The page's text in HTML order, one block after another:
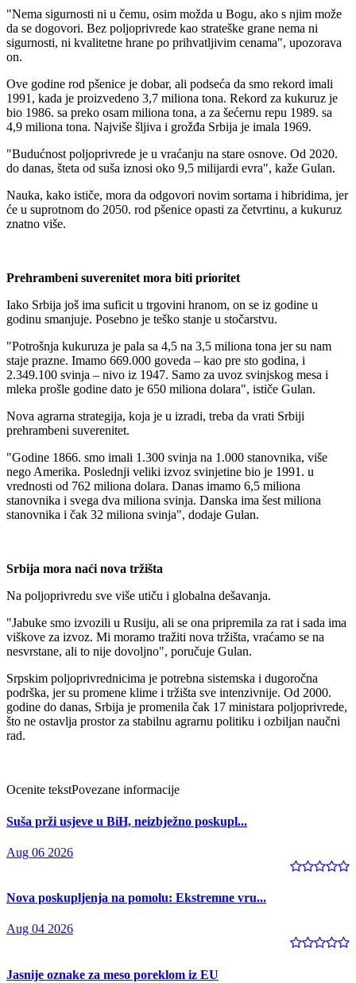
"Nema sigurnosti ni u čemu, osim možda u Bogu, ako s njim može
da se dogovori. Bez poljoprivrede kao strateške grane nema ni
sigurnosti, ni kvalitetne hrane po prihvatljivim cenama", upozorava
on.
Ove godine rod pšenice je dobar, ali podseća da smo rekord imali
1991, kada je proizvedeno 3,7 miliona tona. Rekord za kukuruz je
bio 1986. sa preko osam miliona tona, a za šećernu repu 1989. sa
4,9 miliona tona. Najviše šljiva i grožđa Srbija je imala 1969.
"Budućnost poljoprivrede je u vraćanju na stare osnove. Od 2020.
do danas, šteta od suša iznosi oko 9,5 milijardi evra", kaže Gulan.
Nauka, kako ističe, mora da odgovori novim sortama i hibridima, jer
će u suprotnom do 2050. rod pšenice opasti za četvrtinu, a kukuruz
znatno više.
Prehrambeni suverenitet mora biti prioritet
Iako Srbija još ima suficit u trgovini hranom, on se iz godine u
godinu smanjuje. Posebno je teško stanje u stočarstvu.
"Potrošnja kukuruza je pala sa 4,5 na 3,5 miliona tona jer su nam
staje prazne. Imamo 669.000 goveda – kao pre sto godina, i
2.349.100 svinja – nivo iz 1947. Samo za uvoz svinjskog mesa i
mleka prošle godine dato je 650 miliona dolara", ističe Gulan.
Nova agrarna strategija, koja je u izradi, treba da vrati Srbiji
prehrambeni suverenitet.
"Godine 1866. smo imali 1.300 svinja na 1.000 stanovnika, više
nego Amerika. Poslednji veliki izvoz svinjetine bio je 1991. u
vrednosti od 762 miliona dolara. Danas imamo 6,5 miliona
stanovnika i svega dva miliona svinja. Danska ima šest miliona
stanovnika i čak 32 miliona svinja", dodaje Gulan.
Srbija mora naći nova tržišta
Na poljoprivredu sve više utiču i globalna dešavanja.
"Jabuke smo izvozili u Rusiju, ali se ona pripremila za rat i sada ima
viškove za izvoz. Mi moramo tražiti nova tržišta, vraćamo se na
nesvrstane, ali to nije dovoljno", poručuje Gulan.
Srpskim poljoprivrednicima je potrebna sistemska i dugoročna
podrška, jer su promene klime i tržišta sve intenzivnije. Od 2000.
godine do danas, Srbija je promenila čak 17 ministara poljoprivrede,
što ne ostavlja prostor za stabilnu agrarnu politiku i ozbiljan naučni
rad.
Ocenite tekstPovezane informacije
Suša prži usjeve u BiH, neizbježno poskupl...
Aug 06 2026
Nova poskupljenja na pomolu: Ekstremne vru...
Aug 04 2026
Jasnije oznake za meso poreklom iz EU